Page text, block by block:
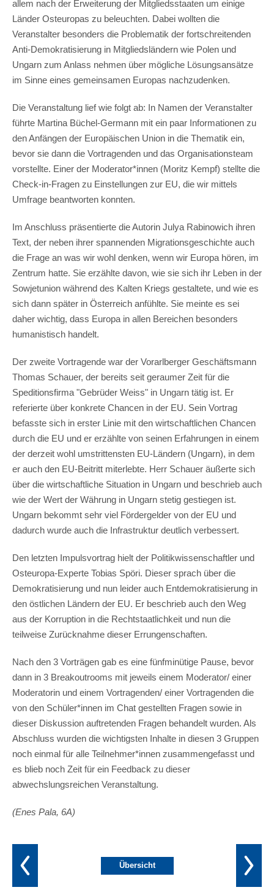
allem nach der Erweiterung der Mitgliedsstaaten um einige
Länder Osteuropas zu beleuchten. Dabei wollten die
Veranstalter besonders die Problematik der fortschreitenden
Anti-Demokratisierung in Mitgliedsländern wie Polen und
Ungarn zum Anlass nehmen über mögliche Lösungsansätze
im Sinne eines gemeinsamen Europas nachzudenken.
Die Veranstaltung lief wie folgt ab: In Namen der Veranstalter
führte Martina Büchel-Germann mit ein paar Informationen zu
den Anfängen der Europäischen Union in die Thematik ein,
bevor sie dann die Vortragenden und das Organisationsteam
vorstellte. Einer der Moderator*innen (Moritz Kempf) stellte die
Check-in-Fragen zu Einstellungen zur EU, die wir mittels
Umfrage beantworten konnten.
Im Anschluss präsentierte die Autorin Julya Rabinowich ihren
Text, der neben ihrer spannenden Migrationsgeschichte auch
die Frage an was wir wohl denken, wenn wir Europa hören, im
Zentrum hatte. Sie erzählte davon, wie sie sich ihr Leben in der
Sowjetunion während des Kalten Kriegs gestaltete, und wie es
sich dann später in Österreich anfühlte. Sie meinte es sei
daher wichtig, dass Europa in allen Bereichen besonders
humanistisch handelt.
Der zweite Vortragende war der Vorarlberger Geschäftsmann
Thomas Schauer, der bereits seit geraumer Zeit für die
Speditionsfirma "Gebrüder Weiss" in Ungarn tätig ist. Er
referierte über konkrete Chancen in der EU. Sein Vortrag
befasste sich in erster Linie mit den wirtschaftlichen Chancen
durch die EU und er erzählte von seinen Erfahrungen in einem
der derzeit wohl umstrittensten EU-Ländern (Ungarn), in dem
er auch den EU-Beitritt miterlebte. Herr Schauer äußerte sich
über die wirtschaftliche Situation in Ungarn und beschrieb auch
wie der Wert der Währung in Ungarn stetig gestiegen ist.
Ungarn bekommt sehr viel Fördergelder von der EU und
dadurch wurde auch die Infrastruktur deutlich verbessert.
Den letzten Impulsvortrag hielt der Politikwissenschaftler und
Osteuropa-Experte Tobias Spöri. Dieser sprach über die
Demokratisierung und nun leider auch Entdemokratisierung in
den östlichen Ländern der EU. Er beschrieb auch den Weg
aus der Korruption in die Rechtstaatlichkeit und nun die
teilweise Zurücknahme dieser Errungenschaften.
Nach den 3 Vorträgen gab es eine fünfminütige Pause, bevor
dann in 3 Breakoutrooms mit jeweils einem Moderator/ einer
Moderatorin und einem Vortragenden/ einer Vortragenden die
von den Schüler*innen im Chat gestellten Fragen sowie in
dieser Diskussion auftretenden Fragen behandelt wurden. Als
Abschluss wurden die wichtigsten Inhalte in diesen 3 Gruppen
noch einmal für alle Teilnehmer*innen zusammengefasst und
es blieb noch Zeit für ein Feedback zu dieser
abwechslungsreichen Veranstaltung.
(Enes Pala, 6A)
Übersicht